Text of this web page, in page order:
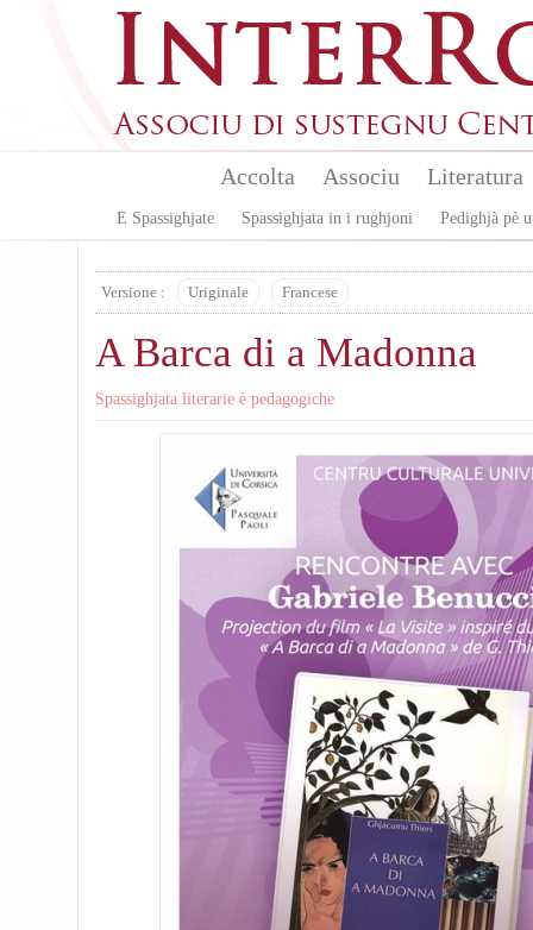
Accolta Associu Literatura
E Spassighjate Spassighjata in i rughjoni Pedighjà pè
Versione : Uriginale Francese
A Barca di a Madonna
Spassighjata literarie è pedagogiche